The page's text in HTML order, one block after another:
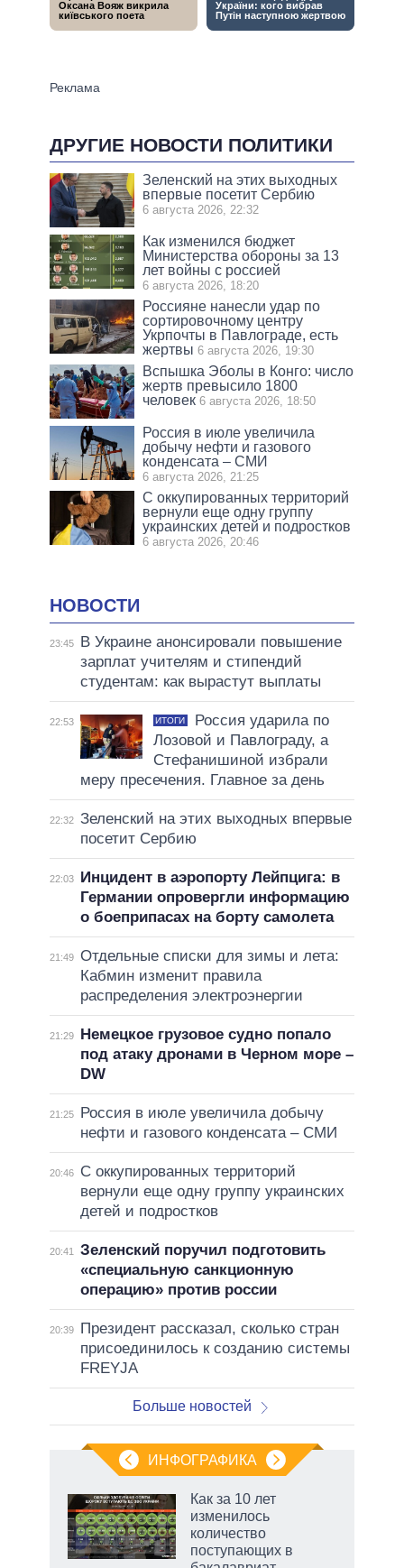
ДРУГИЕ НОВОСТИ ПОЛИТИКИ
Зеленский на этих выходных
впервые посетит Сербию
6 августа 2026, 22:32
Как изменился бюджет
Министерства обороны за 13
лет войны с россией
6 августа 2026, 18:20
Россияне нанесли удар по
сортировочному центру
Укрпочты в Павлограде, есть
жертвы 6 августа 2026, 19:30
Вспышка Эболы в Конго: число
жертв превысило 1800
человек 6 августа 2026, 18:50
Россия в июле увеличила
добычу нефти и газового
конденсата – СМИ
6 августа 2026, 21:25
С оккупированных территорий
вернули еще одну группу
украинских детей и подростков
6 августа 2026, 20:46
НОВОСТИ
23:45
В Украине анонсировали повышение
зарплат учителям и стипендий
студентам: как вырастут выплаты
22:53 ИТОГИ
Россия ударила по
Лозовой и Павлограду, а
Стефанишиной избрали
меру пресечения. Главное за день
22:32 Зеленский на этих выходных впервые
посетит Сербию
22:03
Инцидент в аэропорту Лейпцига: в
Германии опровергли информацию
о боеприпасах на борту самолета
21:49 Отдельные списки для зимы и лета:
Кабмин изменит правила
распределения электроэнергии
21:29
Немецкое грузовое судно попало
под атаку дронами в Черном море –
DW
21:25
Россия в июле увеличила добычу
нефти и газового конденсата – СМИ
20:46
С оккупированных территорий
вернули еще одну группу украинских
детей и подростков
20:41
Зеленский поручил подготовить
«специальную санкционную
операцию» против россии
20:39
Президент рассказал, сколько стран
присоединилось к созданию системы
FREYJA
Больше новостей
ИНФОГРАФИКА
Как за 10 лет
изменилось
количество
поступающих в